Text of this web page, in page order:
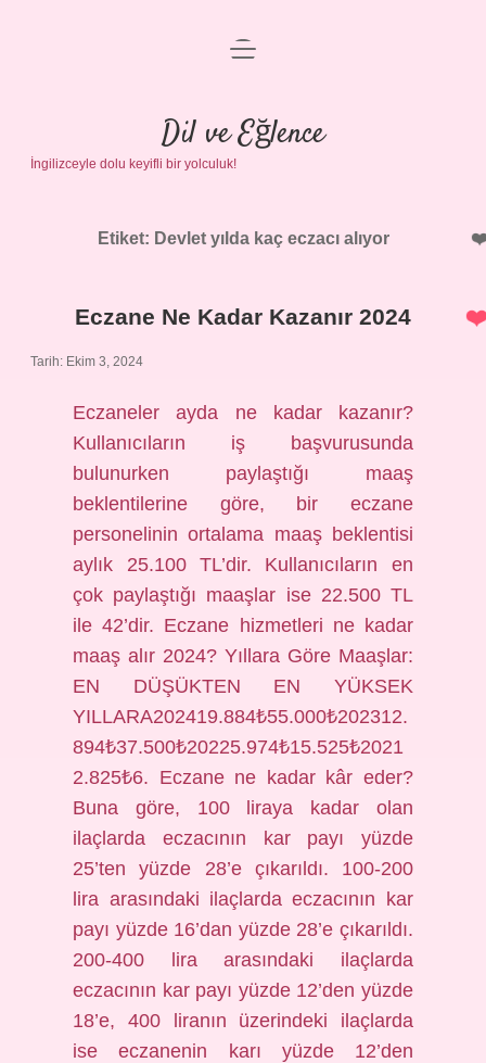
Anasayfa
Gizlilik Politikası
Yasal Uyarı
menüyü
Dil ve Eğlence
İngilizceyle dolu keyifli bir yolculuk!
Etiket: Devlet yılda kaç eczacı alıyor
Eczane Ne Kadar Kazanır 2024
Tarih: Ekim 3, 2024
Eczaneler ayda ne kadar kazanır?
Kullanıcıların iş başvurusunda
bulunurken paylaştığı maaş
beklentilerine göre, bir eczane
personelinin ortalama maaş beklentisi
aylık 25.100 TL’dir. Kullanıcıların en
çok paylaştığı maaşlar ise 22.500 TL
ile 42’dir. Eczane hizmetleri ne kadar
maaş alır 2024? Yıllara Göre Maaşlar:
EN DÜŞÜKTEN EN YÜKSEK
YILLARA202419.884₺55.000₺202312.
894₺37.500₺20225.974₺15.525₺2021
2.825₺6. Eczane ne kadar kâr eder?
Buna göre, 100 liraya kadar olan
ilaçlarda eczacının kar payı yüzde
25’ten yüzde 28’e çıkarıldı. 100-200
lira arasındaki ilaçlarda eczacının kar
payı yüzde 16’dan yüzde 28’e çıkarıldı.
200-400 lira arasındaki ilaçlarda
eczacının kar payı yüzde 12’den yüzde
18’e, 400 liranın üzerindeki ilaçlarda
ise eczanenin karı yüzde 12’den